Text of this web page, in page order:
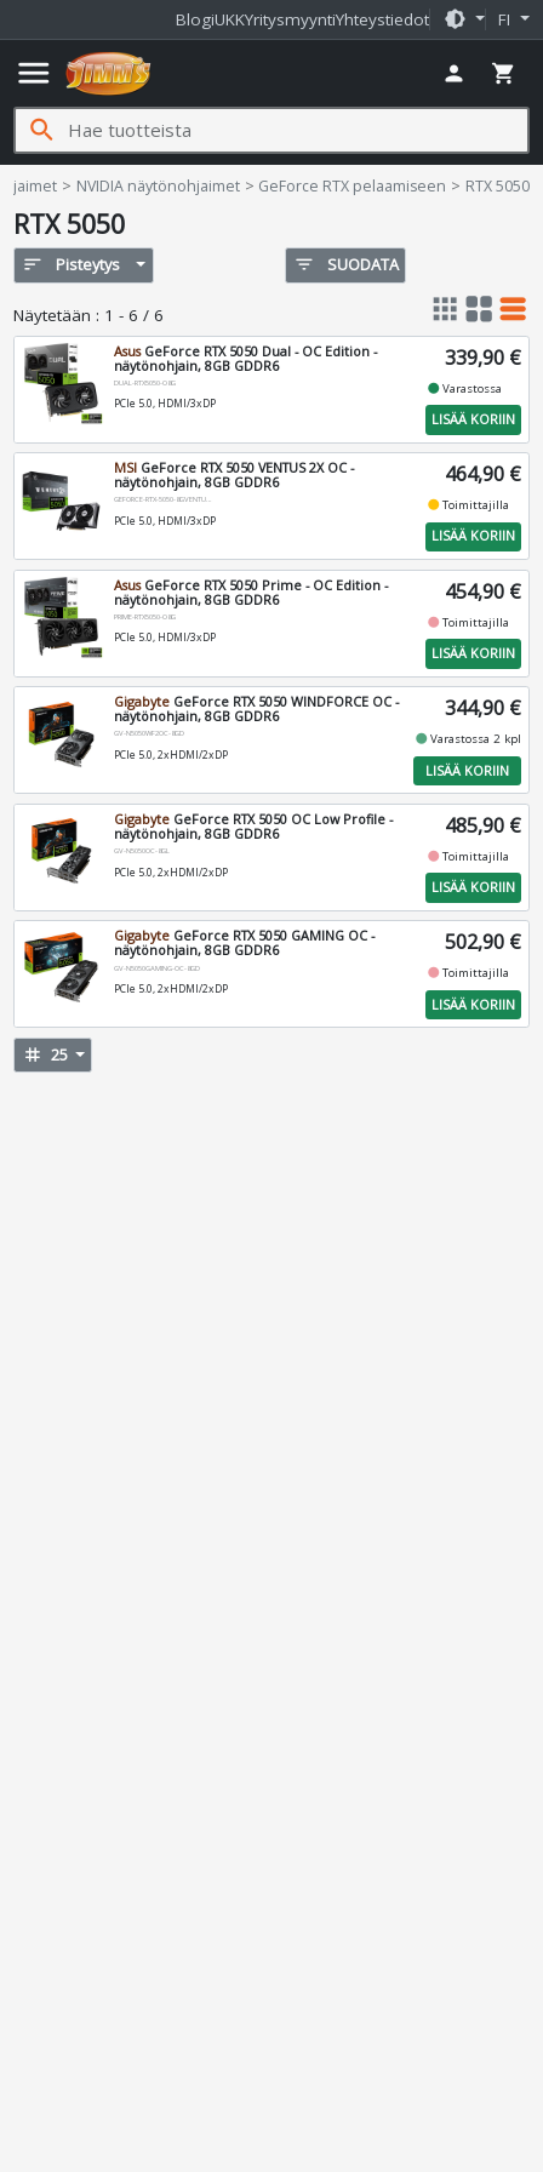
BlogiUKKYritysmyyntiYhteystiedot brightness_medium FI
menu person shopping_cart
search
NVIDIA näytönohjaimet GeForce RTX pelaamiseen RTX 5050
RTX 5050
sort Pisteytys filter_list SUODATA
Näytetään : 1 - 6 / 6 apps grid_view table_rows
AsusGeForce RTX 5050 Dual - OC Edition -
näytönohjain, 8GB GDDR6
DUAL-RTX5050-O8G
PCIe 5.0, HDMI/3xDP
339,90 €
fiber_manual_recordVarastossa
LISÄÄ KORIIN
MSI GeForce RTX 5050 VENTUS 2X OC -
näytönohjain, 8GB GDDR6
GEFORCE-RTX-5050-8GVENTUS-2XOC
PCIe 5.0, HDMI/3xDP
464,90 €
fiber_manual_recordToimittajilla
LISÄÄ KORIIN
AsusGeForce RTX 5050 Prime - OC Edition -
näytönohjain, 8GB GDDR6
PRIME-RTX5050-O8G
PCIe 5.0, HDMI/3xDP
454,90 €
fiber_manual_recordToimittajilla
LISÄÄ KORIIN
Gigabyte GeForce RTX 5050 WINDFORCE OC -
näytönohjain, 8GB GDDR6
GV-N5050WF2OC-8GD
PCIe 5.0, 2xHDMI/2xDP
344,90 €
fiber_manual_recordVarastossa 2 kpl
LISÄÄ KORIIN
Gigabyte GeForce RTX 5050 OC Low Profile -
näytönohjain, 8GB GDDR6
GV-N5050OC-8GL
PCIe 5.0, 2xHDMI/2xDP
485,90 €
fiber_manual_recordToimittajilla
LISÄÄ KORIIN
Gigabyte GeForce RTX 5050 GAMING OC -
näytönohjain, 8GB GDDR6
GV-N5050GAMING-OC-8GD
PCIe 5.0, 2xHDMI/2xDP
502,90 €
fiber_manual_recordToimittajilla
LISÄÄ KORIIN
tag 25